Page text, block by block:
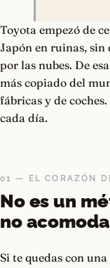
Toyota empezó de
Japón en ruinas,
por las nubes. De
más copiado del
fábricas y de
cada día.
01 — EL CORAZÓN
No es un
no
Si te quedas con